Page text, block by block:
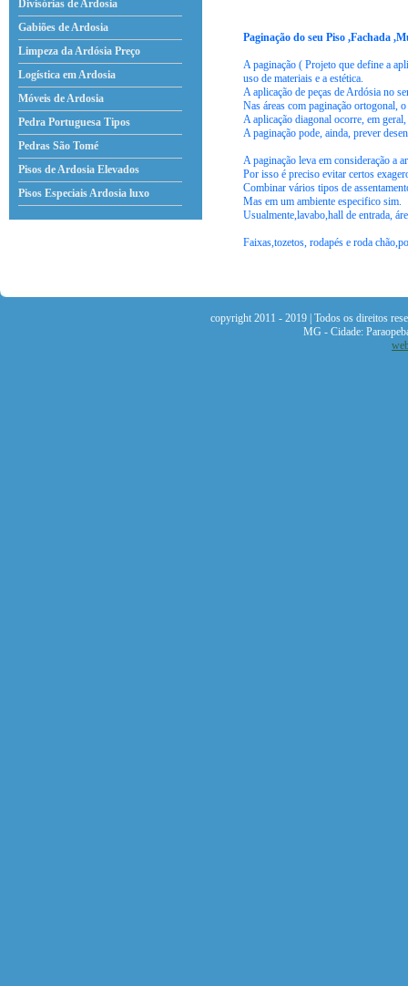
Divisórias de Ardosia
Gabiões de Ardosia
Limpeza da Ardósia Preço
Logística em Ardosia
Móveis de Ardosia
Pedra Portuguesa Tipos
Pedras São Tomé
Pisos de Ardosia Elevados
Pisos Especiais Ardosia luxo
Paginação do seu Piso ,Fachada
A paginação ( Projeto que define a
uso de materiais e a estética.
A aplicação de peças de Ardósia no
Nas áreas com paginação ortogonal,
A aplicação diagonal ocorre, em
A paginação pode, ainda, prever
A paginação leva em consideração a
Por isso é preciso evitar certos
Combinar vários tipos de
Mas em um ambiente especifico sim.
Usualmente,lavabo,hall de entrada,
Faixas,tozetos, rodapés e roda
copyright 2011 - 2019 | Todos os direitos
MG - Cidade: